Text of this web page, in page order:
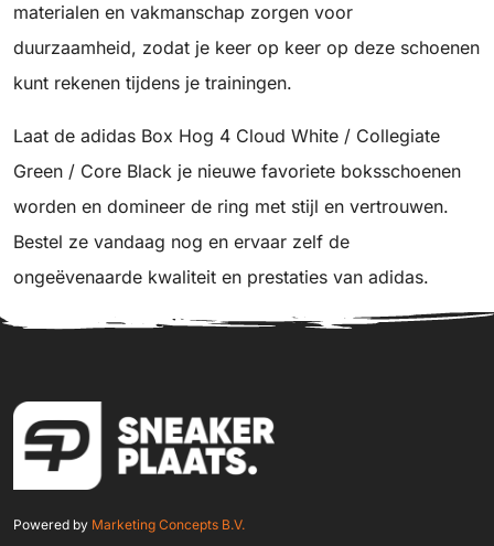
materialen en vakmanschap zorgen voor
duurzaamheid, zodat je keer op keer op deze schoenen
kunt rekenen tijdens je trainingen.
Laat de adidas Box Hog 4 Cloud White / Collegiate
Green / Core Black je nieuwe favoriete boksschoenen
worden en domineer de ring met stijl en vertrouwen.
Bestel ze vandaag nog en ervaar zelf de
ongeëvenaarde kwaliteit en prestaties van adidas.
Powered by Marketing Concepts B.V.